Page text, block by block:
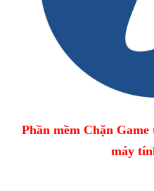
Phần mềm Chặn
máy